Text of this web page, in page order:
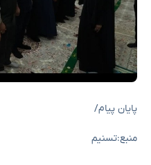
پایان پیام/
منبع:تسنیم